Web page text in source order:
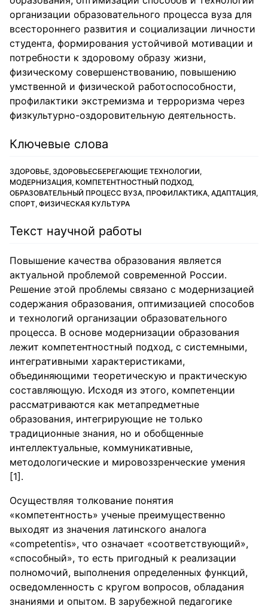
организации образовательного процесса вуза для
всестороннего развития и социализации личности
студента, формирования устойчивой мотивации и
потребности к здоровому образу жизни,
физическому совершенствованию, повышению
умственной и физической работоспособности,
профилактики экстремизма и терроризма через
физкультурно-оздоровительную деятельность.
Ключевые слова
ЗДОРОВЬЕ, ЗДОРОВЬЕСБЕРЕГАЮЩИЕ ТЕХНОЛОГИИ,
МОДЕРНИЗАЦИЯ, КОМПЕТЕНТНОСТНЫЙ ПОДХОД,
ОБРАЗОВАТЕЛЬНЫЙ ПРОЦЕСС ВУЗА, ПРОФИЛАКТИКА, АДАПТАЦИЯ,
СПОРТ, ФИЗИЧЕСКАЯ КУЛЬТУРА
Текст научной работы
Повышение качества образования является
актуальной проблемой современной России.
Решение этой проблемы связано с модернизацией
содержания образования, оптимизацией способов
и технологий организации образовательного
процесса. В основе модернизации образования
лежит компетентностный подход, с системными,
интегративными характеристиками,
объединяющими теоретическую и практическую
составляющую. Исходя из этого, компетенции
рассматриваются как метапредметные
образования, интегрирующие не только
традиционные знания, но и обобщенные
интеллектуальные, коммуникативные,
методологические и мировоззренческие умения
[1].
Осуществляя толкование понятия
«компетентность» ученые преимущественно
выходят из значения латинского аналога
«competentis», что означает «соответствующий»,
«способный», то есть пригодный к реализации
полномочий, выполнения определенных функций,
осведомленность с кругом вопросов, обладания
знаниями и опытом. В зарубежной педагогике